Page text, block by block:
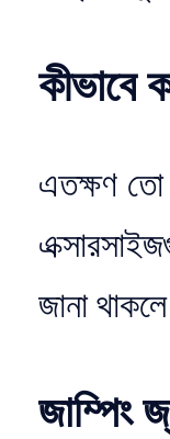
কীভাবে
এতক্ষণ তো
জানা